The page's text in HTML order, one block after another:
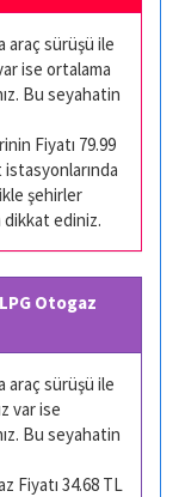
araç sürüşü ile
ise ortalama
Bu seyahatin
Fiyatı 79.99
istasyonlarında
şehirler
dikkat ediniz.
Otogaz
araç sürüşü ile
var ise
Bu seyahatin
Fiyatı 34.68 TL